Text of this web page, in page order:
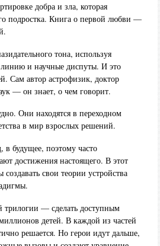
добра и зла, которая
подростка. Книга о первой любви —
тона, используя
и научные диспуты. И это
Сам автор астрофизик, доктор
— он знает, о чем говорит.
Они находятся в переходном
в мир взрослых решений.
будущее, поэтому часто
достижения настоящего. В этот
свои теории устройства
трилогии — сделать доступным
детей. В каждой из частей
решается. Но герои идут дальше,